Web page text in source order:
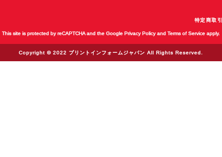
特定商取
This site is protected by reCAPTCHA and the Google Privacy Policy and Terms of Service apply.
Copyright © 2022 プリントインフォームジャパン All Rights Reserved.